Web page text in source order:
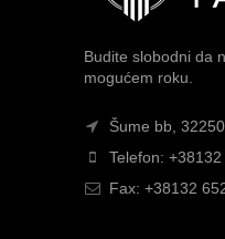
Budite slobodni da
mogućem roku.
Šume bb,
Telefon: +38132
Fax: +38132